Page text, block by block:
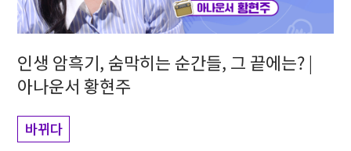
인생 암흑기, 숨막히는 순간들, 그 끝에는? |
아나운서 황현주
바뀌다